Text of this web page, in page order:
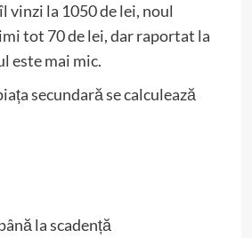
vinzi la 1050 de lei, noul
tot 70 de lei, dar raportat la
este mai mic.
secundară se calculează
la scadență